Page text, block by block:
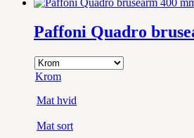
kr.1.310,00
Paffoni Quadro
Krom
Mat hvid
Mat sort